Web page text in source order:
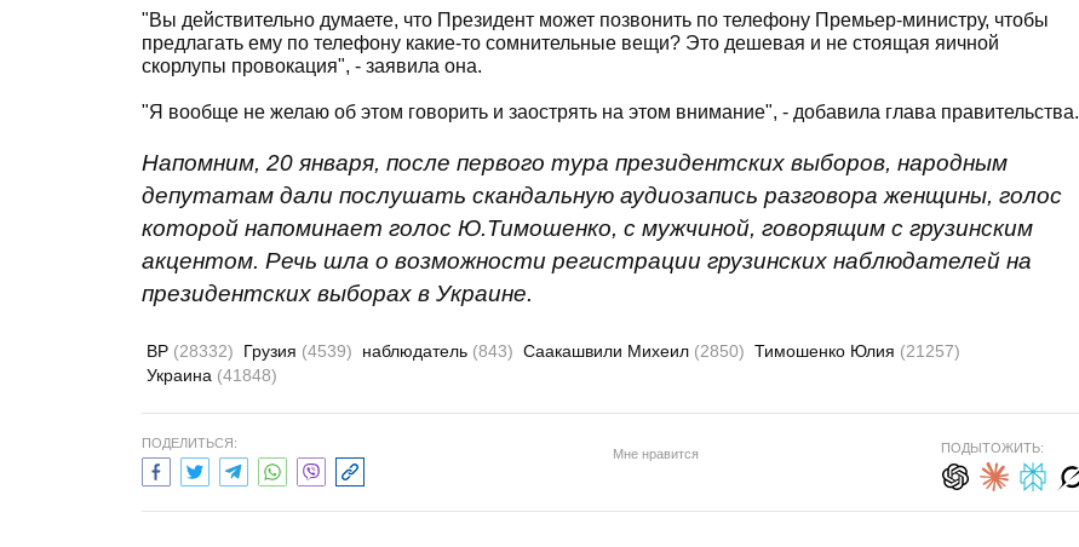
"Вы действительно думаете, что Президент может позвонить по телефону Премьер-министру, чтобы
предлагать ему по телефону какие-то сомнительные вещи? Это дешевая и не стоящая яичной
скорлупы провокация", - заявила она.
"Я вообще не желаю об этом говорить и заострять на этом внимание", - добавила глава правительства.
Напомним, 20 января, после первого тура президентских выборов, народным
депутатам дали послушать скандальную аудиозапись разговора женщины, голос
которой напоминает голос Ю.Тимошенко, с мужчиной, говорящим с грузинским
акцентом. Речь шла о возможности регистрации грузинских наблюдателей на
президентских выборах в Украине.
ВР (28332) Грузия (4539) наблюдатель (843) Саакашвили Михеил (2850) Тимошенко Юлия (21257)
Украина (41848)
ПОДЕЛИТЬСЯ:
Мне нравится ПОДЫТОЖИТЬ: